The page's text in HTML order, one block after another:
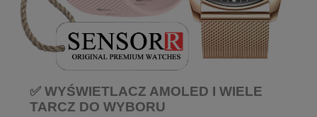
✅ WYŚWIETLACZ AMOLED I WIELE
TARCZ DO WYBORU